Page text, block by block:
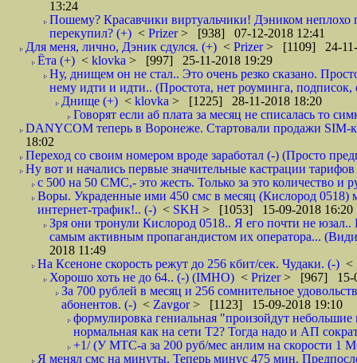
13:24
Пошему? Красавчики виртуальчики! Дэником
перекупил? (+) < Prizer> [938] 07-12-2018 12:41
Для меня, лично, Дэник сдулся. (+) < Prizer> [1109] 24-11-
Ёта (+) < klovka > [997] 25-11-2018 19:29
Ну, днищем он не стал.. Это очень резко сказано.
нему идти и идти.. (Простота, нет роуминга,
Днище (+) < klovka > [1225] 28-11-2018 18:20
Говорят если аб плата за месяц не списалась то
DANYCOM теперь в Воронеже. Стартовали продажи SIM-
18:02
Переход со своим номером вроде заработал (-) (Просто
Ну вот и начались первые значительные кастрации
с 500 на 50 СМС,- это жесть. Только за это количество и
Воры. Украденные ими 450 смс в месяц (Кислород 0518)
интернет-трафик!.. (-) < SKH > [1053] 15-09-2018 16:20
Зря они тронули Кислород 0518.. Я его почти не
самым активным пропагандистом их оператора...
2018 11:49
На Ксеноне скорость режут до 256 кбит/сек. Чудаки. (-) <
Хорошо хоть не до 64.. (-) (IMHO) < Prizer> [967] 15-
За 700 рублей в месяц и 256 сомнительное
абонентов. (-) < Zavgor> [1123] 15-09-2018 19:10
формулировка гениальная "произойдут небольшие
нормальная как на сети Т2? Тогда надо и АП
+1/ (У МТС-а за 200 руб/мес анлим на скорости 1
Я менял смс на минуты. Теперь минус 475 мин.